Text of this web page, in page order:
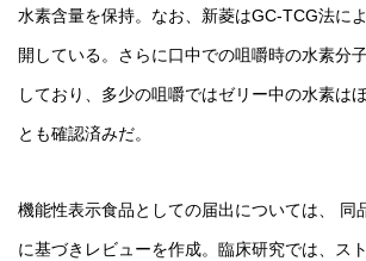
水素含量を保持。なお、新菱はGC-TCG法に
開している。さらに口中での咀嚼時の水素分
しており、多少の咀嚼ではゼリー中の水素は
とも確認済みだ。
機能性表示食品としての届出については、 同
に基づきレビューを作成。臨床研究では、ス